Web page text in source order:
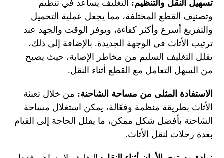
تسهيل النقل والتنظيم: التغليف يساعد في تنظيم
وتصنيف القطع المختلفة، مما يجعل عملية التحميل
والتفريغ أسرع وأكثر كفاءة، ويوفر الوقت والجهد عند
ترتيب الأثاث في الوجهة الجديدة. بالإضافة إلى ذلك،
يقلل التغليف السليم من مخاطر الإصابة، حيث يصبح
من السهل التعامل مع القطع أثناء النقل.
الاستفادة المثلى من مساحة الشاحنة: من خلال تعبئة
الأثاث بطريقة منظمة وفعّالة، يمكن استغلال مساحة
الشاحنة بأفضل شكل ممكن، ما يقلل الحاجة إلى القيام
بعدة رحلات لنقل الأثاث.